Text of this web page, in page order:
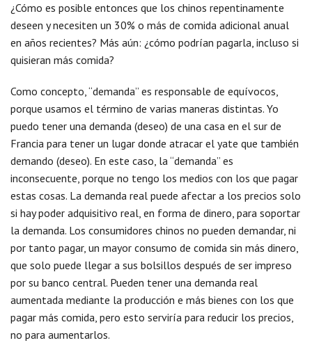
¿Cómo es posible entonces que los chinos repentinamente
deseen y necesiten un 30% o más de comida adicional anual
en años recientes? Más aún: ¿cómo podrían pagarla, incluso si
quisieran más comida?
Como concepto, “demanda” es responsable de equívocos,
porque usamos el término de varias maneras distintas. Yo
puedo tener una demanda (deseo) de una casa en el sur de
Francia para tener un lugar donde atracar el yate que también
demando (deseo). En este caso, la “demanda” es
inconsecuente, porque no tengo los medios con los que pagar
estas cosas. La demanda real puede afectar a los precios solo
si hay poder adquisitivo real, en forma de dinero, para soportar
la demanda. Los consumidores chinos no pueden demandar, ni
por tanto pagar, un mayor consumo de comida sin más dinero,
que solo puede llegar a sus bolsillos después de ser impreso
por su banco central. Pueden tener una demanda real
aumentada mediante la producción e más bienes con los que
pagar más comida, pero esto serviría para reducir los precios,
no para aumentarlos.